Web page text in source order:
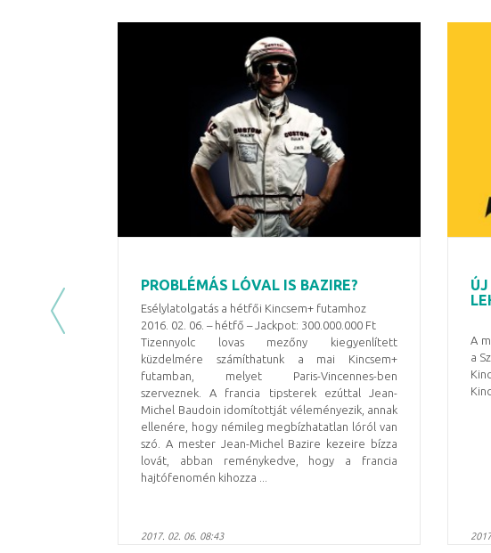
PROBLÉMÁS LÓVAL IS BAZIRE?
Esélylatolgatás a hétfői Kincsem+ futamhoz
2016. 02. 06. – hétfő – Jackpot: 300.000.000 Ft
Tizennyolc lovas mezőny kiegyenlített
küzdelmére számíthatunk a mai Kincsem+
futamban, melyet Paris-Vincennes-ben
szerveznek. A francia tipsterek ezúttal Jean-
Michel Baudoin idomítottját véleményezik, annak
ellenére, hogy némileg megbízhatatlan lóról van
szó. A mester Jean-Michel Bazire kezeire bízza
lovát, abban reménykedve, hogy a francia
hajtófenomén kihozza ...
2017. 02. 06. 08:43
A
a
Previous